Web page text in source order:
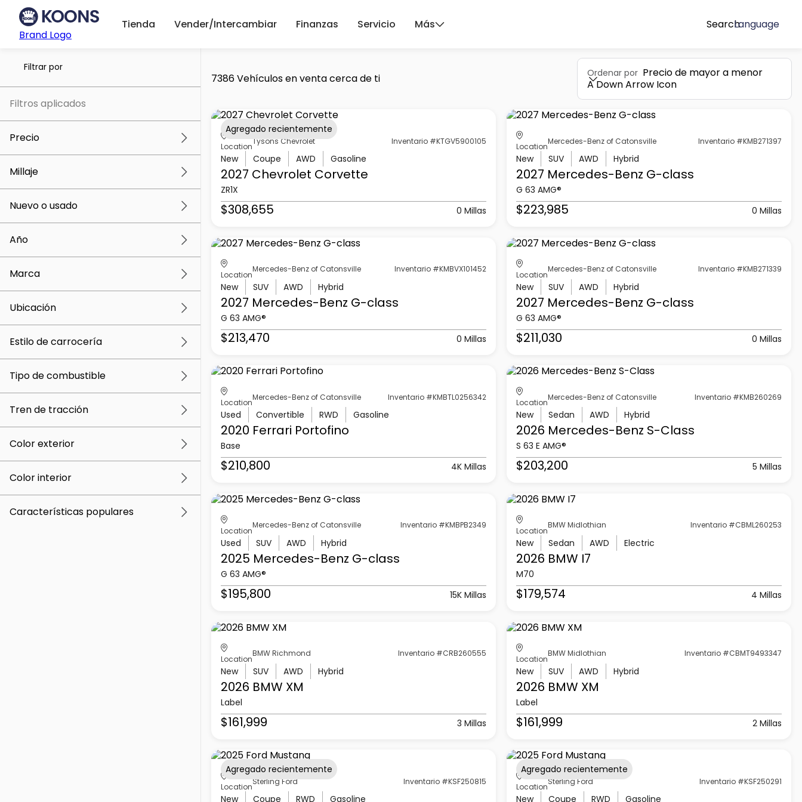
Brand Logo
Tienda Vender/Intercambiar Finanzas Servicio Más SearchLanguage
Filtrar por
Filtros aplicados
Precio
$5k $309k
Millaje
0 mi 259k mi
Nuevo o usado
Año
Marca
Ubicación
Estilo de carrocería
Tipo de combustible
Tren de tracción
Color exterior
Color interior
Características populares
7386 Vehículos en venta cerca de ti Ordenar por Precio de mayor a menor
A Down Arrow Icon
Location
Tysons Chevrolet Inventario #KTGV5900105
New Coupe AWD Gasoline
2027 Chevrolet Corvette
ZR1X
$308,655 0 Millas
Agregado recientemente
Location
Mercedes-Benz of Catonsville Inventario #KMB271397
New SUV AWD Hybrid
2027 Mercedes-Benz G-class
G 63 AMG®
$223,985 0 Millas
Location
Mercedes-Benz of Catonsville Inventario #KMBVX101452
New SUV AWD Hybrid
2027 Mercedes-Benz G-class
G 63 AMG®
$213,470 0 Millas
Location
Mercedes-Benz of Catonsville Inventario #KMB271339
New SUV AWD Hybrid
2027 Mercedes-Benz G-class
G 63 AMG®
$211,030 0 Millas
Location
Mercedes-Benz of Catonsville Inventario #KMBTL0256342
Used Convertible RWD Gasoline
2020 Ferrari Portofino
Base
$210,800 4K Millas
Location
Mercedes-Benz of Catonsville Inventario #KMB260269
New Sedan AWD Hybrid
2026 Mercedes-Benz S-Class
S 63 E AMG®
$203,200 5 Millas
Location
Mercedes-Benz of Catonsville Inventario #KMBPB2349
Used SUV AWD Hybrid
2025 Mercedes-Benz G-class
G 63 AMG®
$195,800 15K Millas
Location
BMW Midlothian Inventario #CBML260253
New Sedan AWD Electric
2026 BMW I7
M70
$179,574 4 Millas
Location
BMW Richmond Inventario #CRB260555
New SUV AWD Hybrid
2026 BMW XM
Label
$161,999 3 Millas
Location
BMW Midlothian Inventario #CBMT9493347
New SUV AWD Hybrid
2026 BMW XM
Label
$161,999 2 Millas
Location
Sterling Ford Inventario #KSF250815
New Coupe RWD Gasoline
Agregado recientemente
Location
Sterling Ford Inventario #KSF250291
New Coupe RWD Gasoline
Agregado recientemente